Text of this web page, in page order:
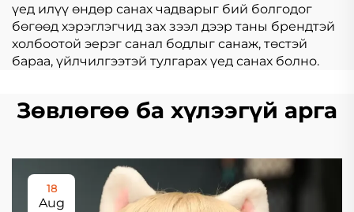
үед илүү өндөр санах чадварыг бий болгодог
бөгөөд хэрэглэгчид зах зээл дээр таны брендтэй
холбоотой эерэг санал бодлыг санаж, төстэй
бараа, үйлчилгээтэй тулгарах үед санах болно.
Зөвлөгөө ба хүлээгүй арга
18
Aug